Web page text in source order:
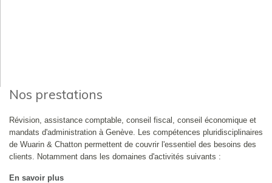
Nos prestations
Révision, assistance comptable, conseil fiscal, conseil économique et
mandats d'administration à Genève. Les compétences pluridisciplinaires
de Wuarin & Chatton permettent de couvrir l'essentiel des besoins des
clients. Notamment dans les domaines d'activités suivants :
En savoir plus